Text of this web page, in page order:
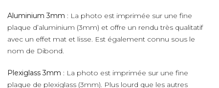
Aluminium 3mm : La photo est imprimée sur une fine
plaque d’aluminium (3mm) et offre un rendu très qualitatif
avec un effet mat et lisse. Est également connu sous le
nom de Dibond.
Plexiglass 3mm : La photo est imprimée sur une fine
plaque de plexiglass (3mm). Plus lourd que les autres